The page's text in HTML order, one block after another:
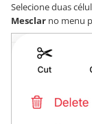
Selecione duas
Mesclar no menu